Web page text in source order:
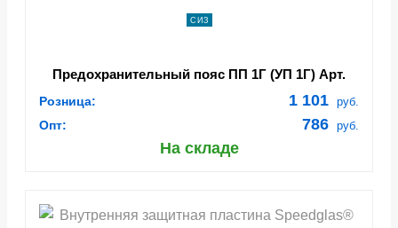
СИЗ
Предохранительный пояс ПП 1Г (УП 1Г) Арт.
Розница: 1 101 руб.
Опт: 786 руб.
На складе